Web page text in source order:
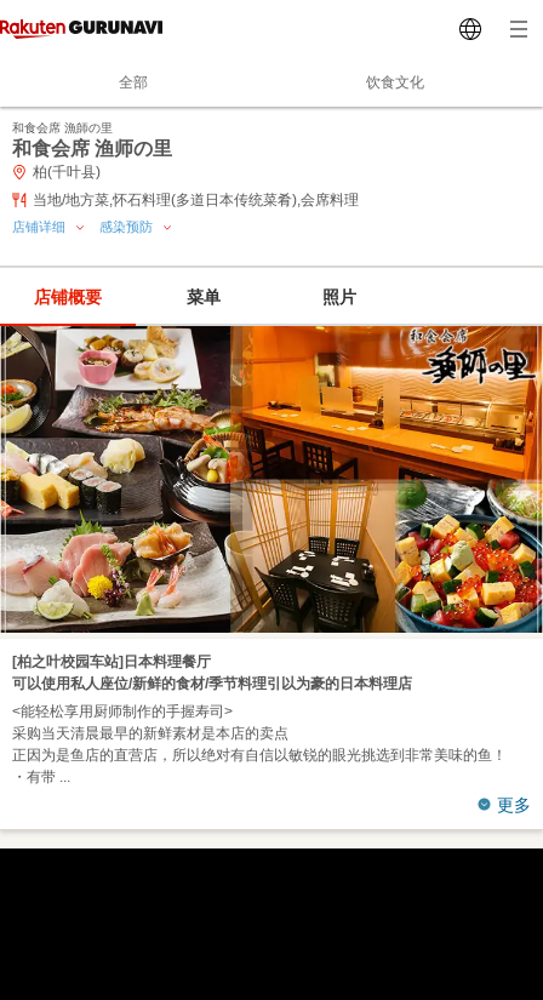
全部 饮食文化
和食会席 漁師の里
和食会席 渔师の里
柏(千叶县)
当地/地方菜,怀石料理(多道日本传统菜肴),会席料理
店铺详细 感染预防
店铺概要 菜单 照片
[柏之叶校园车站]日本料理餐厅
可以使用私人座位/新鲜的食材/季节料理引以为豪的日本料理店
<能轻松享用厨师制作的手握寿司>
采购当天清晨最早的新鲜素材是本店的卖点
正因为是鱼店的直营店，所以绝对有自信以敏锐的眼光挑选到非常美味的鱼！
・有带
更多